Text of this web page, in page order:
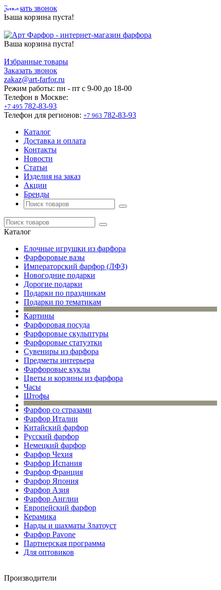
Заказать звонок
Ваша корзина пуста!
Ваша корзина пуста!
Избранные товары
Заказать звонок
zakaz@art-farfor.ru
Режим работы: пн - пт c 9-00 до 18-00
Телефон в Москве:
+7 495 782-83-93
Телефон для регионов: +7 963 782-83-93
Каталог
Доставка и оплата
Контакты
Новости
Статьи
Изделия на заказ
Акции
Бренды
Каталог
Елочные игрушки из фарфора
Фарфоровые вазы
Императорский фарфор (ЛФЗ)
Новогодние подарки
Дорогие подарки
Подарки по праздникам
Подарки по тематикам
Картины
Фарфоровая посуда
Фарфоровые скульптуры
Фарфоровые статуэтки
Сувениры из фарфора
Предметы интерьера
Фарфоровые куклы
Цветы и корзины из фарфора
Часы
Штофы
Фарфор со стразами
Фарфор Италии
Китайский фарфор
Русский фарфор
Немецкий фарфор
Фарфор Чехия
Фарфор Испания
Фарфор Франция
Фарфор Япония
Фарфор Азия
Фарфор Англии
Европейский фарфор
Керамика
Нарды и шахматы Златоуст
Фарфор Pavone
Партнерская программа
Для оптовиков
Производители